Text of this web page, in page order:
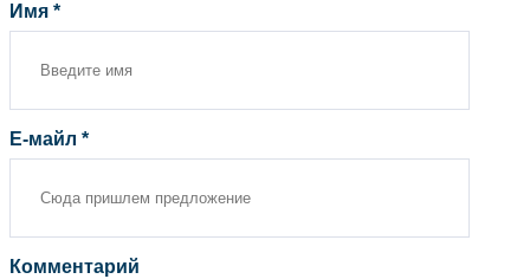
Имя *
Е-майл *
Комментарий